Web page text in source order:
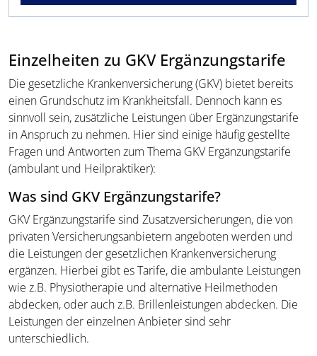
Einzelheiten zu GKV Ergänzungstarife
Die gesetzliche Krankenversicherung (GKV) bietet bereits
einen Grundschutz im Krankheitsfall. Dennoch kann es
sinnvoll sein, zusätzliche Leistungen über Ergänzungstarife
in Anspruch zu nehmen. Hier sind einige häufig gestellte
Fragen und Antworten zum Thema GKV Ergänzungstarife
(ambulant und Heilpraktiker):
Was sind GKV Ergänzungstarife?
GKV Ergänzungstarife sind Zusatzversicherungen, die von
privaten Versicherungsanbietern angeboten werden und
die Leistungen der gesetzlichen Krankenversicherung
ergänzen. Hierbei gibt es Tarife, die ambulante Leistungen
wie z.B. Physiotherapie und alternative Heilmethoden
abdecken, oder auch z.B. Brillenleistungen abdecken. Die
Leistungen der einzelnen Anbieter sind sehr
unterschiedlich.